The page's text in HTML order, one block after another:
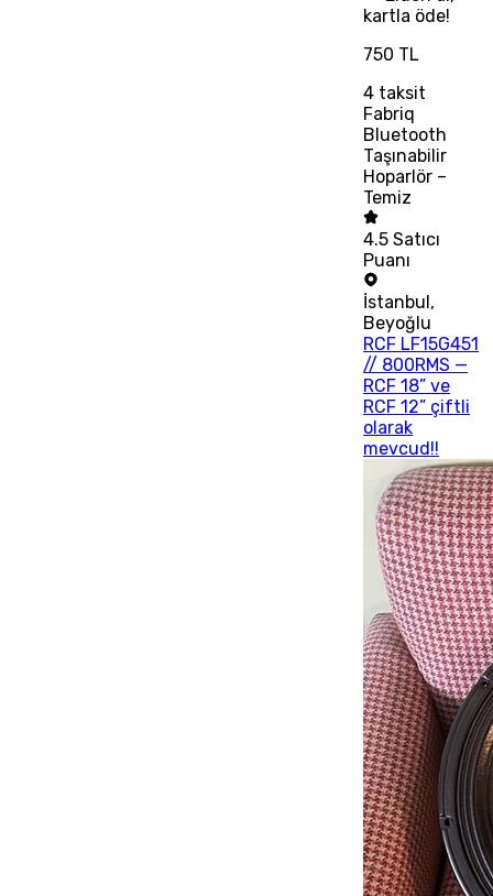
kartla öde!
750 TL
4 taksit
Fabriq
Bluetooth
Taşınabilir
Hoparlör –
Temiz
4.5 Satıcı
Puanı
İstanbul ,
Beyoğlu
RCF LF15G451
// 800RMS —
RCF 18” ve
RCF 12” çiftli
olarak
mevcud!!